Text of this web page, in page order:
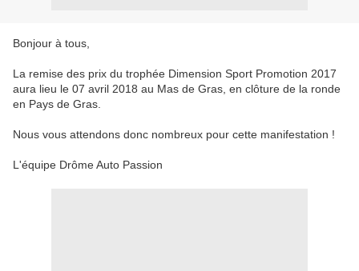
Bonjour à tous,
La remise des prix du trophée Dimension Sport Promotion 2017
aura lieu le 07 avril 2018 au Mas de Gras, en clôture de la ronde
en Pays de Gras.
Nous vous attendons donc nombreux pour cette manifestation !
L'équipe Drôme Auto Passion